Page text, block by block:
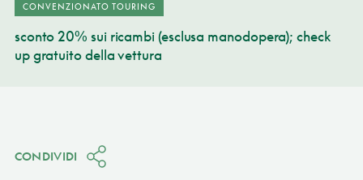
CONVENZIONATO TOURING
sconto 20% sui ricambi (esclusa manodopera); check
up gratuito della vettura
CONDIVIDI